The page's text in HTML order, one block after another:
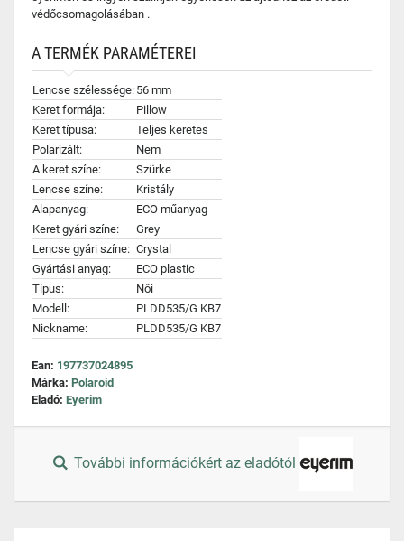
védőcsomagolásában .
A TERMÉK PARAMÉTEREI
Lencse szélessége: 56 mm
Keret formája:
Pillow
Keret típusa:
Teljes keretes
Polarizált:
Nem
A keret színe:
Szürke
Lencse színe:
Kristály
Alapanyag:
ECO műanyag
Keret gyári színe:
Grey
Lencse gyári színe: Crystal
Gyártási anyag:
ECO plastic
Típus:
Női
Modell:
PLDD535/G KB7
Nickname:
PLDD535/G KB7
Ean: 197737024895
Márka: Polaroid
Eladó: Eyerim
További információkért az eladótól